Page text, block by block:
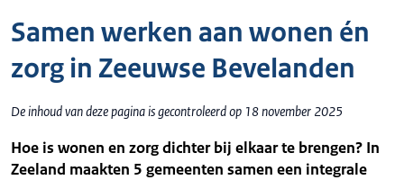
Samen werken aan wonen én
zorg in Zeeuwse Bevelanden
De inhoud van deze pagina is gecontroleerd op 18 november 2025
Hoe is wonen en zorg dichter bij elkaar te brengen? In
Zeeland maakten 5 gemeenten samen een integrale